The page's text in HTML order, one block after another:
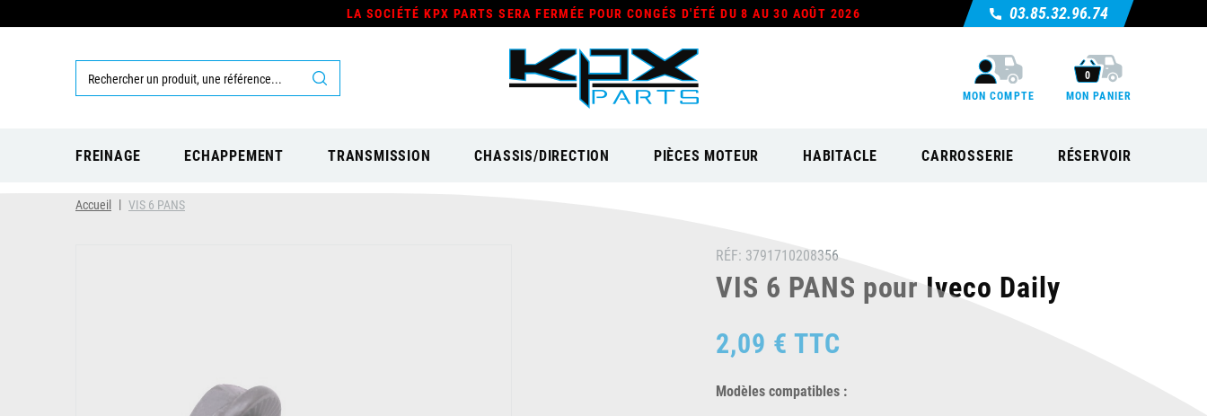
LA SOCIÉTÉ KPX PARTS SERA FERMÉE POUR CONGÉS D'ÉTÉ DU 8 AU 30 AOÛT 2026 03.85.32.96.74
MON COMPTE
0
MON PANIER
FREINAGE ECHAPPEMENT TRANSMISSION CHASSIS/DIRECTION PIÈCES MOTEUR HABITACLE CARROSSERIE RÉSERVOIR
Accueil VIS 6 PANS
RÉF: 3791710208356
VIS 6 PANS pour Iveco Daily
2,09 € TTC
Modèles compatibles :